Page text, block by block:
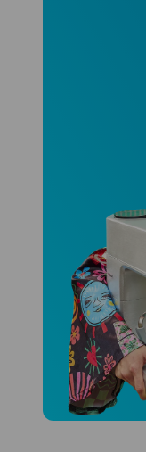
Niceboy
Hlídá ti
k tomu